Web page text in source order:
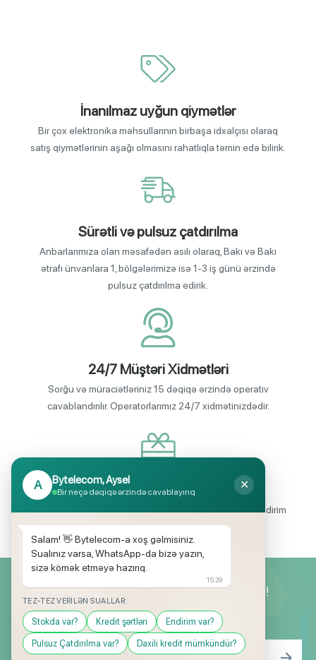
İnanılmaz uyğun qiymətlər
Bir çox elektronika məhsullarının birbaşa idxalçısı olaraq
satış qiymətlərinin aşağı olmasını rahatlıqla təmin edə bilirik.
Sürətli və pulsuz çatdırılma
Anbarlarımıza olan məsafədən asılı olaraq, Bakı və Bakı
ətrafı ünvanlara 1, bölgələrimizə isə 1-3 iş günü ərzində
pulsuz çatdırılma edirik.
24/7 Müştəri Xidmətləri
Sorğu və müraciətləriniz 15 dəqiqə ərzində operativ
cavablandırılır. Operatorlarımız 24/7 xidmətinizdədir.
Endirimli məhsul seçimi
Mağazalarımızda mütəmadi olaraq, yüksək məbləğli endirim
və hədiyyə kampaniyaları keçirilir.
Yeniliklərimizdən ilk siz xəbərdar olun!
A Bytelecom, Aysel
Bir neçə dəqiqə ərzində cavablayırıq
✕
Salam! 👋 Bytelecom-a xoş gəlmisiniz.
Sualınız varsa, WhatsApp-da bizə yazın,
sizə kömək etməyə hazırıq.
15:29
TEZ-TEZ VERILƏN SUALLAR:
Stokda var? Kredit şərtləri Endirim var?
Pulsuz Çatdırılma var? Daxili kredit mümkündür?